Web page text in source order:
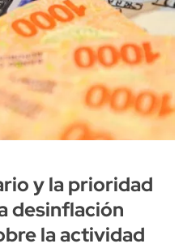
y la prioridad
desinflación
la actividad